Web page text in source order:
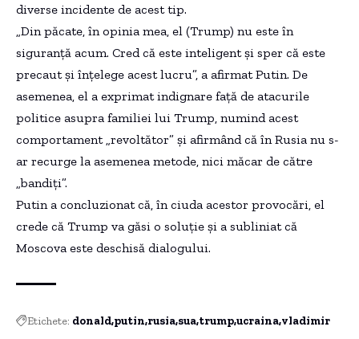
diverse incidente de acest tip.
„Din păcate, în opinia mea, el (Trump) nu este în
siguranță acum. Cred că este inteligent și sper că este
precaut și înțelege acest lucru”, a afirmat Putin. De
asemenea, el a exprimat indignare față de atacurile
politice asupra familiei lui Trump, numind acest
comportament „revoltător” și afirmând că în Rusia nu s-
ar recurge la asemenea metode, nici măcar de către
„bandiți”.
Putin a concluzionat că, în ciuda acestor provocări, el
crede că Trump va găsi o soluție și a subliniat că
Moscova este deschisă dialogului.
Etichete: donald putin rusia sua trumpucraina vladimir